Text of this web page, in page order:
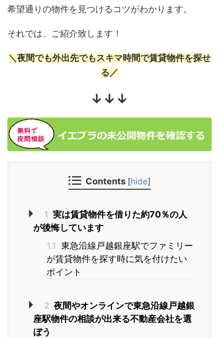
希望通りの物件を見つけるコツがわかります。
それでは、ご紹介致します！
＼夜間でも外出先でもスキマ時間で賃貸物件を探せ
る／
↓↓↓
Contents [hide]
1 実は賃貸物件を借りた約70％の人
が後悔しています
1.1 東急沿線戸越銀座駅でファミリー
が賃貸物件を探す時に気を付けたい
ポイント
2 夜間やオンラインで東急沿線戸越銀
座駅物件の相談が出来る不動産会社を選
ぼう